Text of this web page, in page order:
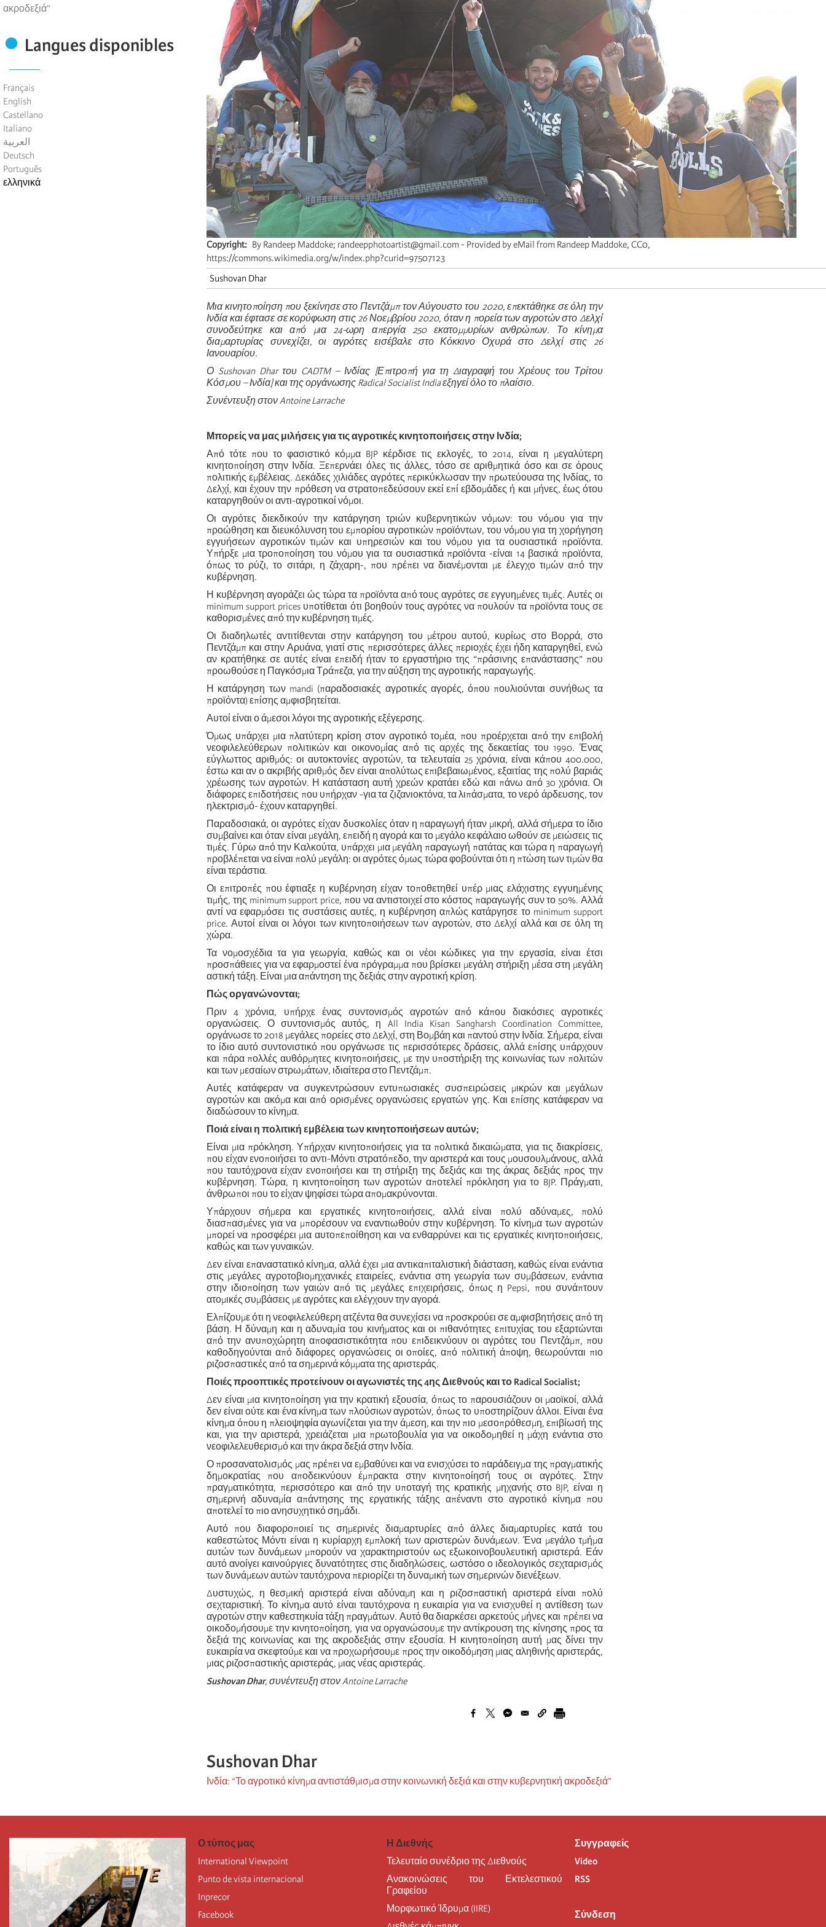
ακροδεξιά”
Langues disponibles
Français
English
Castellano
Italiano
العربية
Deutsch
Português
ελληνικά
Copyright
By Randeep Maddoke; randeepphotoartist@gmail.com - Provided by eMail from Randeep Maddoke, CC0,
https://commons.wikimedia.org/w/index.php?curid=97507123
Sushovan Dhar
Μια κινητοποίηση που ξεκίνησε στο Πεντζάμπ τον Αύγουστο του 2020, επεκτάθηκε σε όλη την
Ινδία και έφτασε σε κορύφωση στις 26 Νοεμβρίου 2020, όταν η πορεία των αγροτών στο Δελχί
συνοδεύτηκε και από μια 24-ωρη απεργία 250 εκατομμυρίων ανθρώπων. Το κίνημα
διαμαρτυρίας συνεχίζει, οι αγρότες εισέβαλε στοΚόκκινο Οχυράστο Δελχί στις 26
Ιανουαρίου.
Ο Sushovan Dhar του CADTM – Ινδίας [Επιτροπή για τη Διαγραφή του Χρέους του Τρίτου
Κόσμου – Ινδία] και της οργάνωσης Radical Socialist India εξηγεί όλο το πλαίσιο.
Συνέντευξη στον Antoine Larrache
Μπορείς να μας μιλήσεις για τις αγροτικές κινητοποιήσεις στην Ινδία;
Από τότε που το φασιστικό κόμμα BJP κέρδισε τις εκλογές, το 2014, είναι η μεγαλύτερη
κινητοποίηση στην Ινδία. Ξεπερνάει όλες τις άλλες, τόσο σε αριθμητικά όσο και σε όρους
πολιτικής εμβέλειας. Δεκάδες χιλιάδες αγρότες περικύκλωσαν την πρωτεύουσα της Ινδίας, το
Δελχί, και έχουν την πρόθεση να στρατοπεδεύσουν εκεί επί εβδομάδες ή και μήνες, έως ότου
καταργηθούν οι αντι-αγροτικοί νόμοι.
Οι αγρότες διεκδικούν την κατάργηση τριών κυβερνητικών νόμων: του νόμου για την
προώθηση και διευκόλυνση του εμπορίου αγροτικών προϊόντων, του νόμου για τη χορήγηση
εγγυήσεων αγροτικών τιμών και υπηρεσιών και του νόμου για τα ουσιαστικά προϊόντα.
Υπήρξε μια τροποποίηση του νόμου για τα ουσιαστικά προϊόντα -είναι 14 βασικά προϊόντα,
όπως το ρύζι, το σιτάρι, η ζάχαρη-, που πρέπει να διανέμονται με έλεγχο τιμών από την
κυβέρνηση.
Η κυβέρνηση αγοράζει ώς τώρα τα προϊόντα από τους αγρότες σε εγγυημένες τιμές. Αυτές οι
minimum support prices υποτίθεται ότι βοηθούν τους αγρότες να πουλούν τα προϊόντα τους σε
καθορισμένες από την κυβέρνηση τιμές.
Οι διαδηλωτές αντιτίθενται στην κατάργηση του μέτρου αυτού, κυρίως στο Βορρά, στο
Πεντζάμπ και στην Αρυάνα, γιατί στις περισσότερες άλλες περιοχές έχει ήδη καταργηθεί, ενώ
αν κρατήθηκε σε αυτές είναι επειδή ήταν το εργαστήριο της “πράσινης επανάστασης” που
προωθούσε η Παγκόσμια Τράπεζα, για την αύξηση της αγροτικής παραγωγής.
Η κατάργηση των mandi (παραδοσιακές αγροτικές αγορές, όπου πουλιούνται συνήθως τα
προϊόντα) επίσης αμφισβητείται.
Αυτοί είναι ο άμεσοι λόγοι της αγροτικής εξέγερσης.
Όμως υπάρχει μια πλατύτερη κρίση στον αγροτικό τομέα, που προέρχεται από την επιβολή
νεοφιλελεύθερων πολιτικών και οικονομίας από τις αρχές της δεκαετίας του 1990. Ένας
εύγλωττος αριθμός: οι αυτοκτονίες αγροτών, τα τελευταία 25 χρόνια, είναι κάπου 400.000,
έστω και αν ο ακριβής αριθμός δεν είναι απολύτως επιβεβαιωμένος, εξαιτίας της πολύ βαριάς
χρέωσης των αγροτών. Η κατάσταση αυτή χρεών κρατάει εδώ και πάνω από 30 χρόνια. Οι
διάφορες επιδοτήσεις που υπήρχαν -για τα ζιζανιοκτόνα, τα λιπάσματα, το νερό άρδευσης, τον
ηλεκτρισμό- έχουν καταργηθεί.
Παραδοσιακά, οι αγρότες είχαν δυσκολίες όταν η παραγωγή ήταν μικρή, αλλά σήμερα το ίδιο
συμβαίνει και όταν είναι μεγάλη, επειδή η αγορά και το μεγάλο κεφάλαιο ωθούν σε μειώσεις τις
τιμές. Γύρω από την Καλκούτα, υπάρχει μια μεγάλη παραγωγή πατάτας και τώρα η παραγωγή
προβλέπεται να είναι πολύ μεγάλη: οι αγρότες όμως τώρα φοβούνται ότι η πτώση των τιμών θα
είναι τεράστια.
Οι επιτροπές που έφτιαξε η κυβέρνηση είχαν τοποθετηθεί υπέρ μιας ελάχιστης εγγυημένης
τιμής, της minimum support price, που να αντιστοιχεί στο κόστος παραγωγής συν το 50%. Αλλά
αντί να εφαρμόσει τις συστάσεις αυτές, η κυβέρνηση απλώς κατάργησε το minimum support
price. Αυτοί είναι οι λόγοι των κινητοποιήσεων των αγροτών, στο Δελχί αλλά και σε όλη τη
χώρα.
Τα νομοσχέδια τα για γεωργία, καθώς και οι νέοι κώδικες για την εργασία, είναι έτσι
προσπάθειες για να εφαρμοστεί ένα πρόγραμμα που βρίσκει μεγάλη στήριξη μέσα στη μεγάλη
αστική τάξη. Είναι μια απάντηση της δεξιάς στην αγροτική κρίση.
Πώς οργανώνονται;
Πριν 4 χρόνια, υπήρχε ένας συντονισμός αγροτών από κάπου διακόσιες αγροτικές
οργανώσεις. Ο συντονισμός αυτός, η All India Kisan Sangharsh Coordination Committee,
οργάνωσε το 2018 μεγάλες πορείες στο Δελχί, στη Βομβάη και παντού στην Ινδία. Σήμερα, είναι
το ίδιο αυτό συντονιστικό που οργάνωσε τις περισσότερες δράσεις, αλλά επίσης υπάρχουν
και πάρα πολλές αυθόρμητες κινητοποιήσεις, με την υποστήριξη της κοινωνίας των πολιτών
και των μεσαίων στρωμάτων, ιδιαίτερα στο Πεντζάμπ.
Αυτές κατάφεραν να συγκεντρώσουν εντυπωσιακές συσπειρώσεις μικρών και μεγάλων
αγροτών και ακόμα και από ορισμένες οργανώσεις εργατών γης. Και επίσης κατάφεραν να
διαδώσουν το κίνημα.
Ποιά είναι η πολιτική εμβέλεια των κινητοποιήσεων αυτών;
Είναι μια πρόκληση. Υπήρχαν κινητοποιήσεις για τα πολιτικά δικαιώματα, για τις διακρίσεις,
που είχαν ενοποιήσει το αντι-Μόντι στρατόπεδο, την αριστερά και τους μουσουλμάνους, αλλά
που ταυτόχρονα είχαν ενοποιήσει και τη στήριξη της δεξιάς και της άκρας δεξιάς προς την
κυβέρνηση. Τώρα, η κινητοποίηση των αγροτών αποτελεί πρόκληση για το BJP. Πράγματι,
άνθρωποι που το είχαν ψηφίσει τώρα απομακρύνονται.
Υπάρχουν σήμερα και εργατικές κινητοποιήσεις, αλλά είναι πολύ αδύναμες, πολύ
διασπασμένες για να μπορέσουν να εναντιωθούν στην κυβέρνηση. Το κίνημα των αγροτών
μπορεί να προσφέρει μια αυτοπεποίθηση και να ενθαρρύνει και τις εργατικές κινητοποιήσεις,
καθώς και των γυναικών.
Δεν είναι επαναστατικό κίνημα, αλλά έχει μια αντικαπιταλιστική διάσταση, καθώς είναι ενάντια
στις μεγάλες αγροτοβιομηχανικές εταιρείες, ενάντια στη γεωργία των συμβάσεων, ενάντια
στην ιδιοποίηση των γαιών από τις μεγάλες επιχειρήσεις, όπως η Pepsi, που συνάπτουν
ατομικές συμβάσεις με αγρότες και ελέγχουν την αγορά.
Ελπίζουμε ότι η νεοφιλελεύθερη ατζέντα θα συνεχίσει να προσκρούει σε αμφισβητήσεις από τη
βάση. Η δύναμη και η αδυναμία του κινήματος και οι πιθανότητες επιτυχίας του εξαρτώνται
από την ανυποχώρητη αποφασιστικότητα που επιδεικνύουν οι αγρότες του Πεντζάμπ, που
καθοδηγούνται από διάφορες οργανώσεις οι οποίες, από πολιτική άποψη, θεωρούνται πιο
ριζοσπαστικές από τα σημερινά κόμματα της αριστεράς.
Ποιές προοπτικές προτείνουν οι αγωνιστές της 4ης Διεθνούς και το Radical Socialist;
Δεν είναι μια κινητοποίηση για την κρατική εξουσία, όπως το παρουσιάζουν οι μαοϊκοί, αλλά
δεν είναι ούτε και ένα κίνημα των πλούσιων αγροτών, όπως το υποστηρίζουν άλλοι. Είναι ένα
κίνημα όπου η πλειοψηφία αγωνίζεται για την άμεση, και την πιο μεσοπρόθεσμη, επιβίωσή της
και, για την αριστερά, χρειάζεται μια πρωτοβουλία για να οικοδομηθεί η μάχη ενάντια στο
νεοφιλελευθερισμό και την άκρα δεξιά στην Ινδία.
Ο προσανατολισμός μας πρέπει να εμβαθύνει και να ενισχύσει το παράδειγμα της πραγματικής
δημοκρατίας που αποδεικνύουν έμπρακτα στην κινητοποίησή τους οι αγρότες. Στην
πραγματικότητα, περισσότερο και από την υποταγή της κρατικής μηχανής στο BJP, είναι η
σημερινή αδυναμία απάντησης της εργατικής τάξης απέναντι στο αγροτικό κίνημα που
αποτελεί το πιο ανησυχητικό σημάδι.
Αυτό που διαφοροποιεί τις σημερινές διαμαρτυρίες από άλλες διαμαρτυρίες κατά του
καθεστώτος Μόντι είναι η κυρίαρχη εμπλοκή των αριστερών δυνάμεων. Ένα μεγάλο τμήμα
αυτών των δυνάμεων μπορούν να χαρακτηριστούν ως εξωκοινοβουλευτική αριστερά. Εάν
αυτό ανοίγει καινούργιες δυνατότητες στις διαδηλώσεις, ωστόσο ο ιδεολογικός σεχταρισμός
των δυνάμεων αυτών ταυτόχρονα περιορίζει τη δυναμική των σημερινών διενέξεων.
Δυστυχώς, η θεσμική αριστερά είναι αδύναμη και η ριζοσπαστική αριστερά είναι πολύ
σεχταριστική. Το κίνημα αυτό είναι ταυτόχρονα η ευκαιρία για να ενισχυθεί η αντίθεση των
αγροτών στην καθεστηκυία τάξη πραγμάτων. Αυτό θα διαρκέσει αρκετούς μήνες και πρέπει να
οικοδομήσουμε την κινητοποίηση, για να οργανώσουμε την αντίκρουση της κίνησης προς τα
δεξιά της κοινωνίας και της ακροδεξιάς στην εξουσία. Η κινητοποίηση αυτή μας δίνει την
ευκαιρία να σκεφτούμε και να προχωρήσουμε προς την οικοδόμηση μιας αληθινής αριστεράς,
μιας ριζοσπαστικής αριστεράς, μιας νέας αριστεράς.
Sushovan Dhar, συνέντευξη στον Antoine Larrache
Sushovan Dhar
Ινδία: “Το αγροτικό κίνημα αντιστάθμισμα στην κοινωνική δεξιά και στην κυβερνητική ακροδεξιά”
Ο τύπος μας
International Viewpoint
Punto de vista internacional
Inprecor
Facebook
Η Διεθνής
Τελευταίο συνέδριο της Διεθνούς
Ανακοινώσεις του Εκτελεστικού
Γραφείου
Μορφωτικό Ίδρυμα (IIRE)
Συγγραφείς
Video
RSS
Σύνδεση